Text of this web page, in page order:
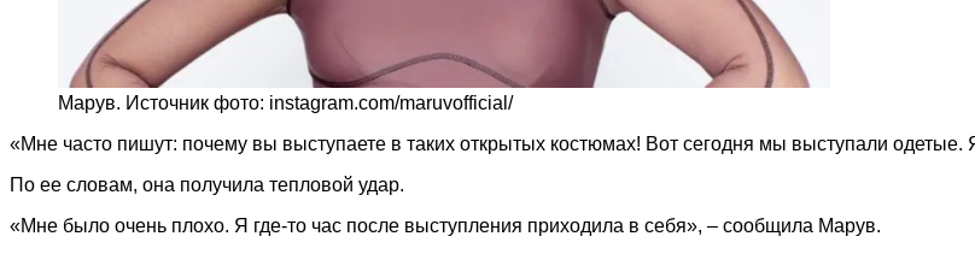
Марув. Источник фото: instagram.com/maruvofficial/
«Мне часто пишут: почему вы выступаете в таких открытых костюмах! Вот сегодня мы выступали одетые.
По ее словам, она получила тепловой удар.
«Мне было очень плохо. Я где-то час после выступления приходила в себя», – сообщила Марув.